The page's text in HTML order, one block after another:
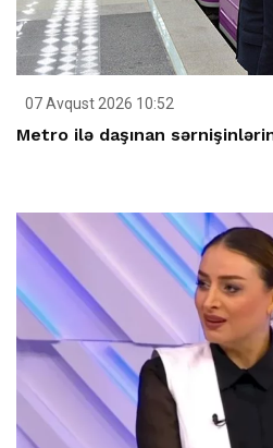
07 Avqust 2026 10:52
Metro ilə daşınan sərnişinlərin